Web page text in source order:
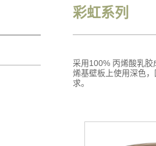
彩虹系列
采用100% 丙烯酸乳
烯基壁板上使用深色
求。